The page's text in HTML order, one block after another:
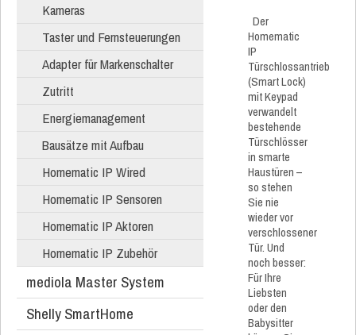
Kameras
Taster und Fernsteuerungen
Adapter für Markenschalter
Zutritt
Energiemanagement
Bausätze mit Aufbau
Homematic IP Wired
Homematic IP Sensoren
Homematic IP Aktoren
Homematic IP Zubehör
mediola Master System
Shelly SmartHome
Der
Homematic
IP
Türschlossantrieb
(Smart Lock)
mit Keypad
verwandelt
bestehende
Türschlösser
in smarte
Haustüren –
so stehen
Sie nie
wieder vor
verschlossener
Tür. Und
noch besser:
Für Ihre
Liebsten
oder den
Babysitter